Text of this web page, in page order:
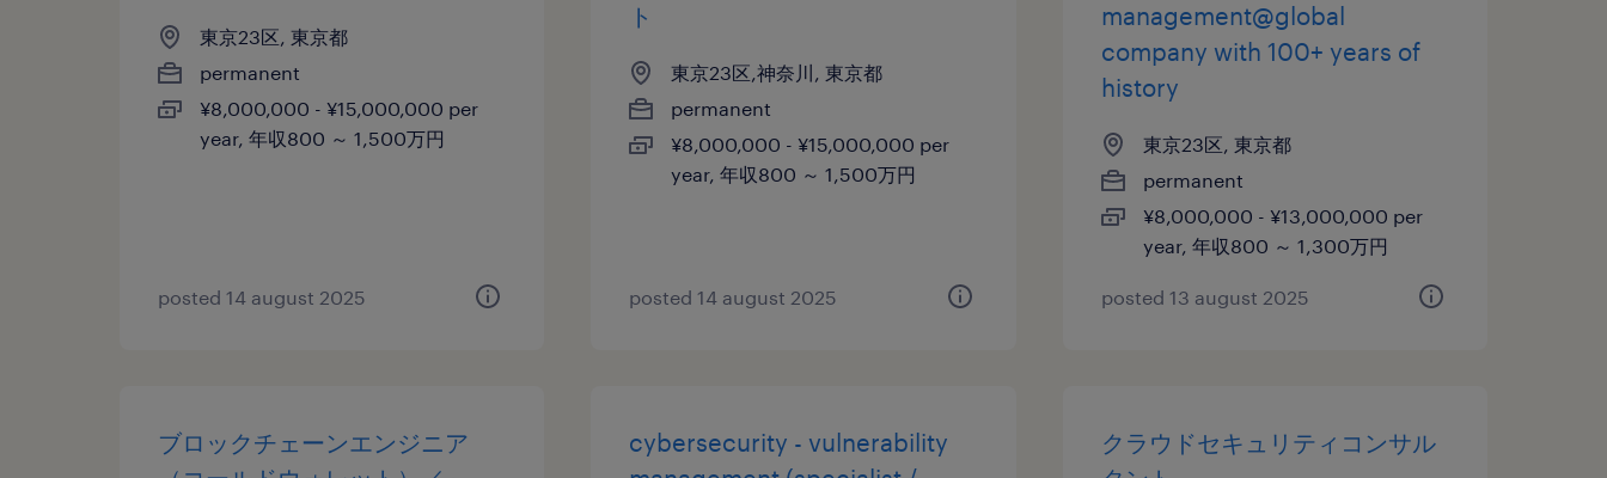
東京23区, 東京都
permanent
¥8,000,000 - ¥15,000,000 per
year, 年収800 ～ 1,500万円
posted 14 august 2025
ト
東京23区,神奈川, 東京都
permanent
¥8,000,000 - ¥15,000,000 per
year, 年収800 ～ 1,500万円
posted 14 august 2025
management@global
company with 100+ years of
history
東京23区, 東京都
permanent
¥8,000,000 - ¥13,000,000 per
year, 年収800 ～ 1,300万円
posted 13 august 2025
ブロックチェーンエンジニア
cybersecurity - vulnerability
クラウドセキュリティコンサル